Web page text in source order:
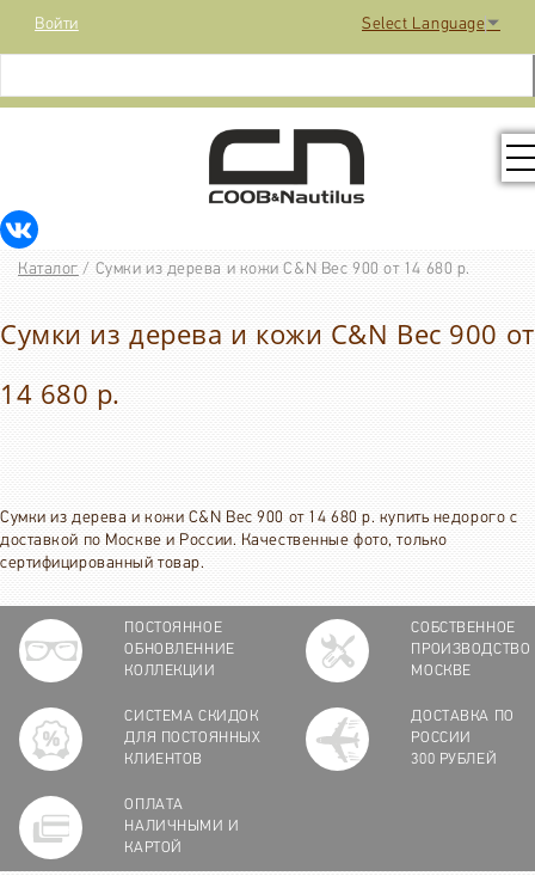
Select Language ▼
Войти
Каталог / Сумки из дерева и кожи C&N Вес 900 от 14 680 р.
Сумки из дерева и кожи C&N Вес 900 от
14 680 р.
Сумки из дерева и кожи C&N Вес 900 от 14 680 р. купить недорого с
доставкой по Москве и России. Качественные фото, только
сертифицированный товар.
ПОСТОЯННОЕ
ОБНОВЛЕННИЕ
КОЛЛЕКЦИИ
СОБСТВЕННОЕ
ПРОИЗВОДСТВО
МОСКВЕ
СИСТЕМА СКИДОК
ДЛЯ ПОСТОЯННЫХ
КЛИЕНТОВ
ДОСТАВКА ПО
РОССИИ
300 РУБЛЕЙ
ОПЛАТА
НАЛИЧНЫМИ И
КАРТОЙ